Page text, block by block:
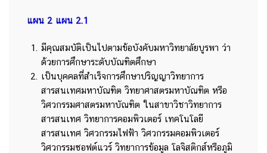
แผน 2 แผน 2.1
มีคุณสมบัติเป็นไปตามข้อบังคับมหาวิทยาลัยบูรพา ว่า
ด้วยการศึกษาระดับบัณฑิตศึกษา
เป็นบุคคลที่สำเร็จการศึกษาปริญญาวิทยาการ
สารสนเทศมหาบัณฑิต วิทยาศาสตรมหาบัณฑิต หรือ
วิศวกรรมศาสตรมหาบัณฑิต ในสาขาวิชาวิทยาการ
สารสนเทศ วิทยาการคอมพิวเตอร์ เทคโนโลยี
สารสนเทศ วิศวกรรมไฟฟ้า วิศวกรรมคอมพิวเตอร์
วิศวกรรมซอฟต์แวร์ วิทยาการข้อมูล โลจิสติกส์หรือภูมิ